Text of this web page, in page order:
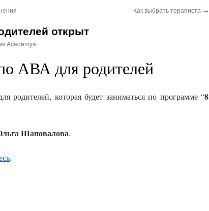
Как выбрать тераписта →
открыт
Academya
АВА для родителей
родителей, которая будет заниматься по программе “8
Шаповалова.
.